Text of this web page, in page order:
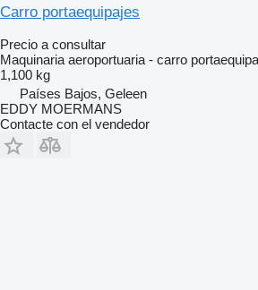
Carro portaequipajes
Precio a consultar
Maquinaria aeroportuaria - carro
1,100 kg
Países Bajos, Geleen
EDDY MOERMANS
Contacte con el vendedor